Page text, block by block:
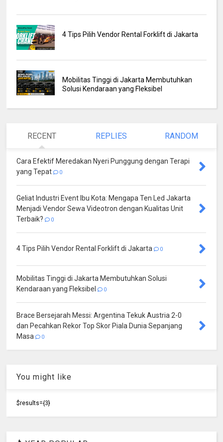
4 Tips Pilih Vendor Rental Forklift di Jakarta
Mobilitas Tinggi di Jakarta Membutuhkan
Solusi Kendaraan yang Fleksibel
RECENT REPLIES RANDOM
Cara Efektif Meredakan Nyeri Punggung dengan Terapi
yang Tepat
0
Geliat Industri Event Ibu Kota: Mengapa Ten Led Jakarta
Menjadi Vendor Sewa Videotron dengan Kualitas Unit
Terbaik?
0
4 Tips Pilih Vendor Rental Forklift di Jakarta 0
Mobilitas Tinggi di Jakarta Membutuhkan Solusi
Kendaraan yang Fleksibel
0
Brace Bersejarah Messi: Argentina Tekuk Austria 2-0
dan Pecahkan Rekor Top Skor Piala Dunia Sepanjang
Masa
0
You might like
$results={3}